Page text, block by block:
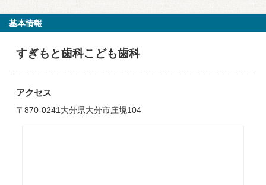
基本情報
すぎもと歯科こども歯科
アクセス
〒870-0241大分県大分市庄境104